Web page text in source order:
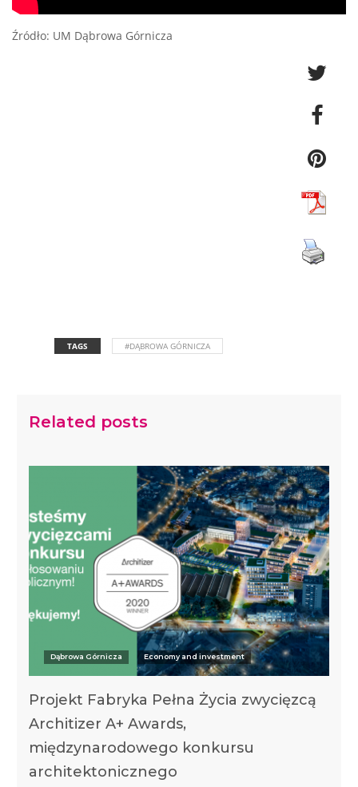
Źródło: UM Dąbrowa Górnicza
TAGS #DĄBROWA GÓRNICZA
Related posts
Dąbrowa Górnicza Economy and investment
Projekt Fabryka Pełna Życia zwycięzcą
Architizer A+ Awards,
międzynarodowego konkursu
architektonicznego